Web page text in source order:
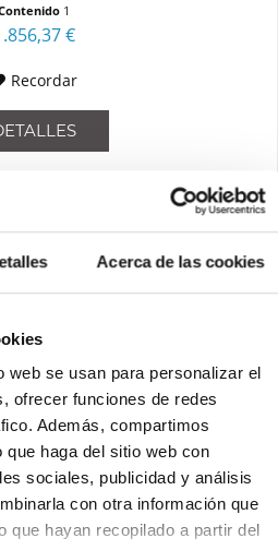
Acerca de las cookies
web se usan para personalizar el
ofrecer funciones de redes
Además, compartimos
haga del sitio web con
sociales, publicidad y análisis
con otra información que
que hayan recopilado a partir del
1
€
Recordar
100EUS
PoE+. Tipo de interruptor:
L2/L3. Tipo de puertos